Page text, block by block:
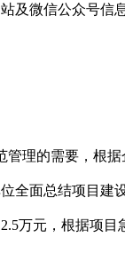
及微信公众号信
管理的需要，根据
全面总结项目 建
2.5万元， 根据项目